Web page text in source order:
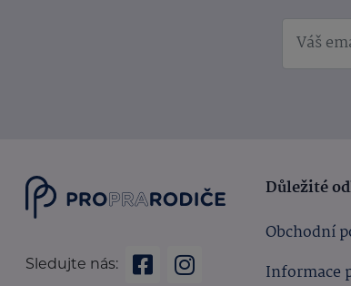
Sledujte nás:
Důležité
Obchodní
Informace